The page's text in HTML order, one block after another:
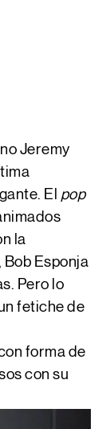
Jeremy
El pop
la
Bob Esponja
Pero lo
fetiche de
forma de
con su